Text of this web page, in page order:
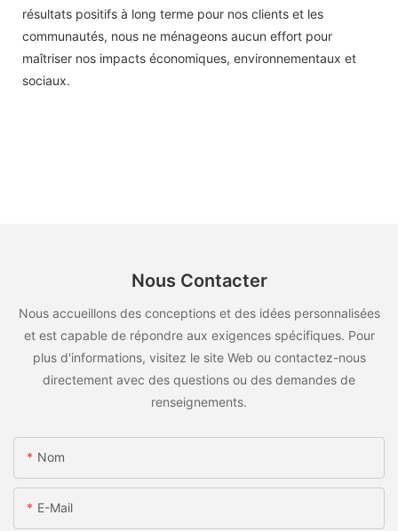
résultats positifs à long terme pour nos clients et les
communautés, nous ne ménageons aucun effort pour
maîtriser nos impacts économiques, environnementaux et
sociaux.
Nous Contacter
Nous accueillons des conceptions et des idées personnalisées
et est capable de répondre aux exigences spécifiques. Pour
plus d'informations, visitez le site Web ou contactez-nous
directement avec des questions ou des demandes de
renseignements.
Nom
E-Mail